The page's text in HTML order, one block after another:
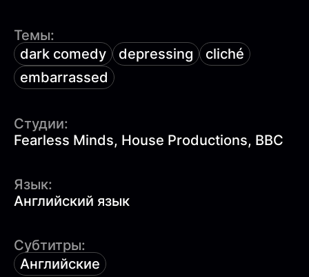
Темы:
dark comedy
depressing
cliché
embarrassed
Студии:
Fearless Minds, House Productions, BBC
Язык:
Английский язык
Субтитры:
Английские